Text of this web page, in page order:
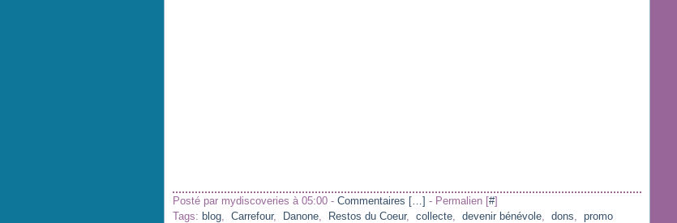
Posté par mydiscoveries à 05:00 - Commentaires […] - Permalien [#]
Tags: blog, Carrefour, Danone, Restos du Coeur, collecte, devenir bénévole, dons, promo